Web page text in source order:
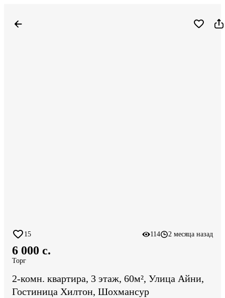
15 114 2 месяца назад
6 000 c.
Торг
2-комн. квартира, 3 этаж, 60м², Улица Айни,
Гостиница Хилтон, Шохмансур